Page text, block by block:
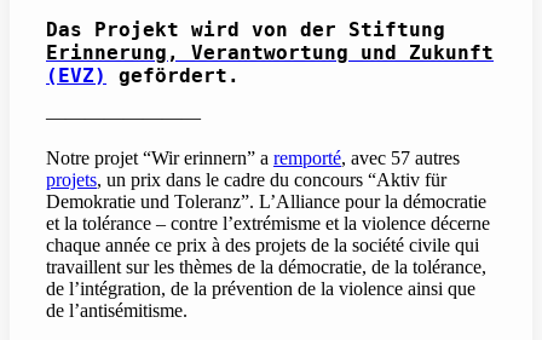
Das Projekt wird von der Stiftung
Erinnerung, Verantwortung und Zukunft
(EVZ)
gefördert.
————————
Notre projet “Wir erinnern” a remporté, avec 57 autres
projets, un prix dans le cadre du concours “Aktiv für
Demokratie und Toleranz”. L’Alliance pour la démocratie
et la tolérance – contre l’extrémisme et la violence décerne
chaque année ce prix à des projets de la société civile qui
travaillent sur les thèmes de la démocratie, de la tolérance,
de l’intégration, de la prévention de la violence ainsi que
de l’antisémitisme.